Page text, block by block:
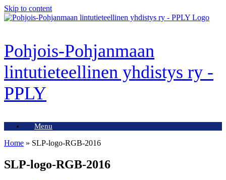
Skip to content
Pohjois-Pohjanmaan
lintutieteellinen yhdistys ry -
PPLY
Menu
Home » SLP-logo-RGB-2016
SLP-logo-RGB-2016